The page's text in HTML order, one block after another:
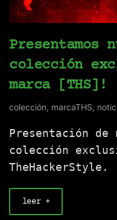
Presentamos
colección
marca [THS]!
colección, marcaTHS,
Presentación de
colección
TheHackerStyle.
leer +